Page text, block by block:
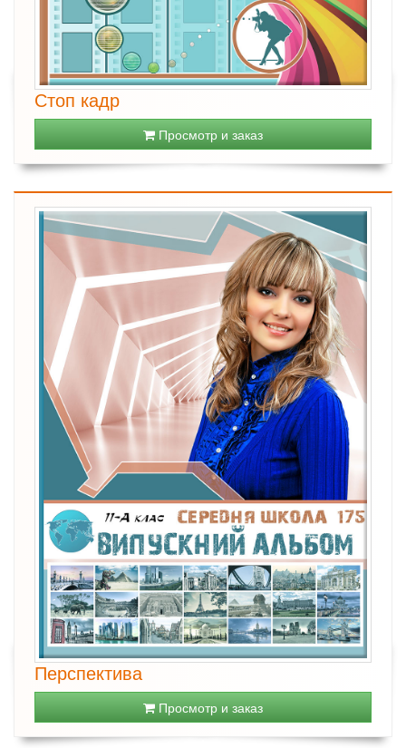
Стоп кадр
Просмотр и заказ
Перспектива
Просмотр и заказ